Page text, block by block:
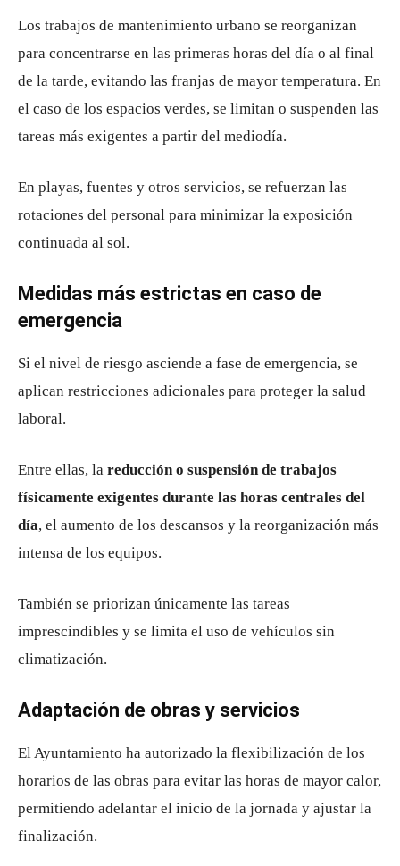
Los trabajos de mantenimiento urbano se reorganizan
para concentrarse en las primeras horas del día o al final
de la tarde, evitando las franjas de mayor temperatura. En
el caso de los espacios verdes, se limitan o suspenden las
tareas más exigentes a partir del mediodía.
En playas, fuentes y otros servicios, se refuerzan las
rotaciones del personal para minimizar la exposición
continuada al sol.
Medidas más estrictas en caso de
emergencia
Si el nivel de riesgo asciende a fase de emergencia, se
aplican restricciones adicionales para proteger la salud
laboral.
Entre ellas, la reducción o suspensión de trabajos
físicamente exigentes durante las horas centrales del
día, el aumento de los descansos y la reorganización más
intensa de los equipos.
También se priorizan únicamente las tareas
imprescindibles y se limita el uso de vehículos sin
climatización.
Adaptación de obras y servicios
El Ayuntamiento ha autorizado la flexibilización de los
horarios de las obras para evitar las horas de mayor calor,
permitiendo adelantar el inicio de la jornada y ajustar la
finalización.